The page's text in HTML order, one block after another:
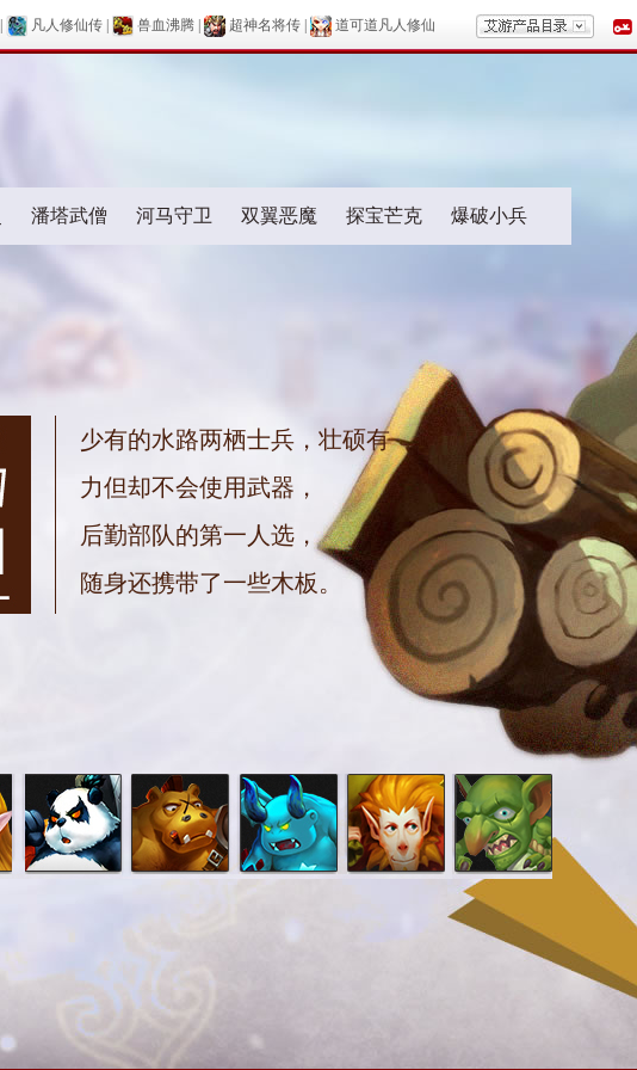
凡人修仙传 兽血沸腾 超神名将传 道可道凡人修仙
潘塔武僧 河马守卫 双翼恶魔 探宝芒克 爆破小兵
少有的水路两栖士兵，壮硕有
力但却不会使用武器，
后勤部队的第一人选，
随身还携带了一些木板。